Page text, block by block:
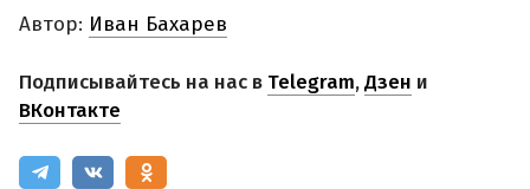
Автор: Иван Бахарев
Подписывайтесь на нас в Telegram,Дзен и
ВКонтакте